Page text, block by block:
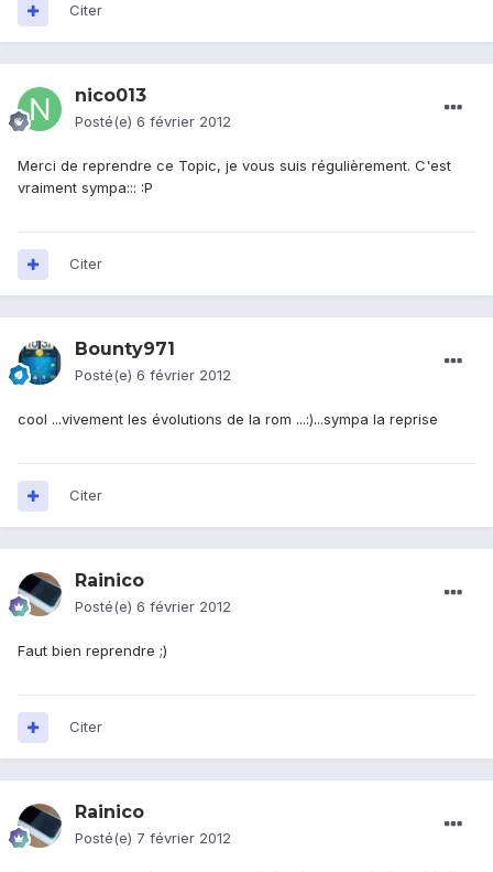
Citer
nico013
Posté(e) 6 février 2012
Merci de reprendre ce Topic, je vous suis régulièrement. C'est
vraiment sympa::: :P
Citer
Bounty971
Posté(e) 6 février 2012
cool ...vivement les évolutions de la rom ...:)...sympa la reprise
Citer
Rainico
Posté(e) 6 février 2012
Faut bien reprendre ;)
Citer
Rainico
Posté(e) 7 février 2012